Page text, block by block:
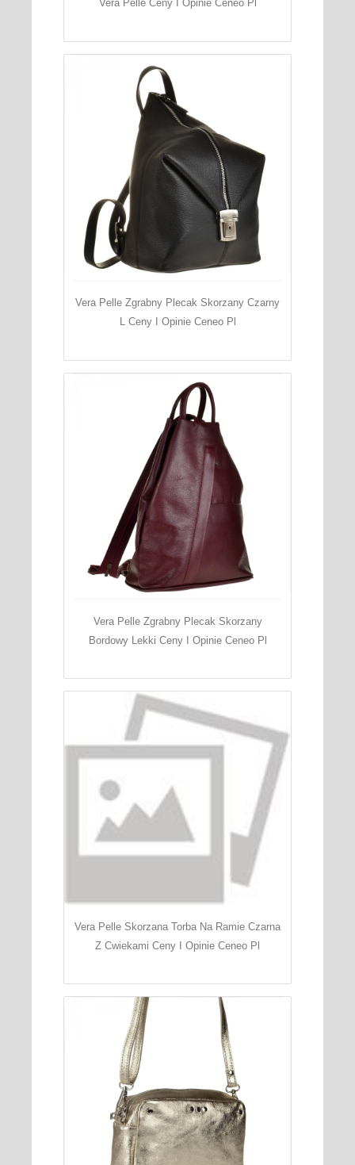
Vera Pelle Ceny I Opinie Ceneo Pl
Vera Pelle Zgrabny Plecak Skorzany Czarny
L Ceny I Opinie Ceneo Pl
Vera Pelle Zgrabny Plecak Skorzany
Bordowy Lekki Ceny I Opinie Ceneo Pl
Vera Pelle Skorzana Torba Na Ramie Czarna
Z Cwiekami Ceny I Opinie Ceneo Pl